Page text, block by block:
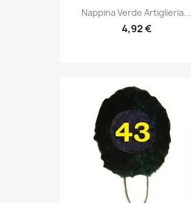
Anteprima
Nappina Verde Artiglieria...
4,92 €